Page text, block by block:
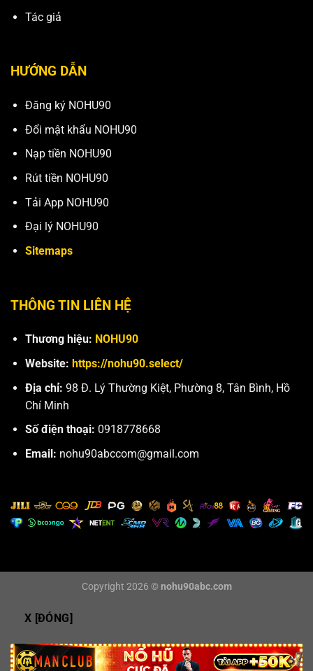
Tác giả
HƯỚNG DẪN
Đăng ký NOHU90
Đổi mật khẩu NOHU90
Nạp tiền NOHU90
Rút tiền NOHU90
Tải App NOHU90
Đại lý NOHU90
Sitemaps
THÔNG TIN LIÊN HỆ
Thương hiệu: NOHU90
Website: https://nohu90.select/
Địa chỉ: 98 Đ. Lý Thường Kiệt, Phường 8, Tân Bình, Hồ
Chí Minh
Số điện thoại: 0918778668
Email: nohu90abccom@gmail.com
Copyright 2026 © nohu90abc.com
X [ĐÓNG]